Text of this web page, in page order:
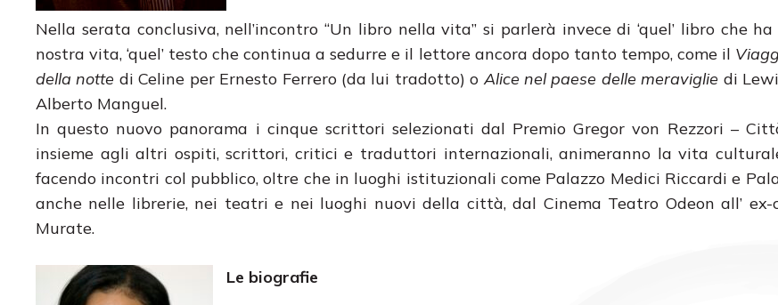
Nella serata conclusiva, nell’incontro “Un libro nella vita” si parlerà invece di ‘quel’ libro che
nostra vita, ‘quel’ testo che continua a sedurre e il lettore ancora dopo tanto tempo, come il
della notte di Celine per Ernesto Ferrero (da lui tradotto) oAlice nel paese delle meraviglie di
Alberto Manguel.
In questo nuovo panorama i cinque scrittori selezionati dal Premio Gregor von Rezzori –
insieme agli altri ospiti, scrittori, critici e traduttori internazionali, animeranno la vita
facendo incontri col pubblico, oltre che in luoghi istituzionali come Palazzo Medici Riccardi e
anche nelle librerie, nei teatri e nei luoghi nuovi della città, dal Cinema Teatro Odeon all’ ex-
Murate.
Le biografie